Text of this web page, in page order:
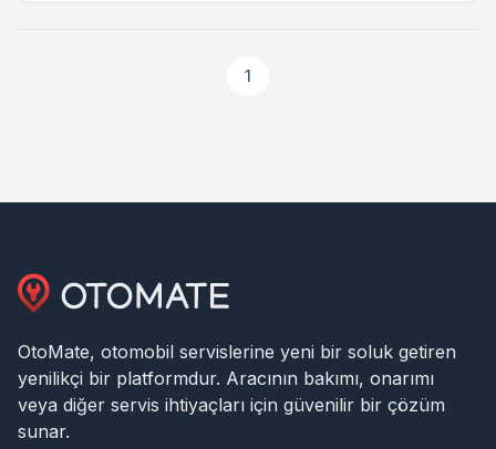
1
OtoMate, otomobil servislerine yeni bir soluk getiren
yenilikçi bir platformdur. Aracının bakımı, onarımı
veya diğer servis ihtiyaçları için güvenilir bir çözüm
sunar.